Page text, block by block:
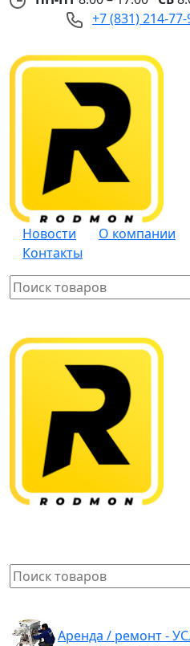
+7 (831) 214-
Новости
О компании
Контакты
Аренда / ремонт -